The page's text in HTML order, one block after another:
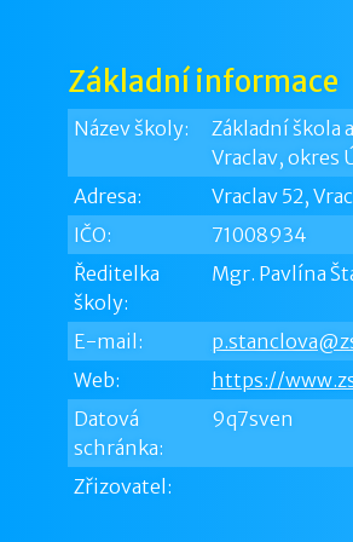
Základní informace
Název školy:
Základní škola
Vraclav, okres
Adresa:
Vraclav 52,
IČO:
71008934
Ředitelka
školy:
Mgr. Pavlína
E-mail:
Web:
https://
Datová
schránka:
9q7sven
Zřizovatel: